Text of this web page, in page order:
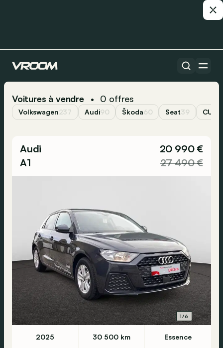
Voitures à vendre • 0 offres
Volkswagen237 Audi90 Škoda60 Seat39
Audi
A1
20 990 €
27 490 €
1/6
2025 30 500 km Essence